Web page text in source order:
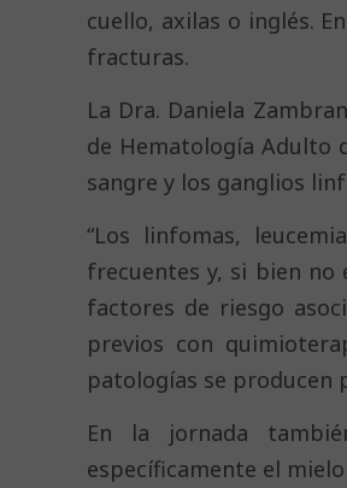
cuello, axilas o inglés.
fracturas.
La Dra. Daniela
de Hematología Adulto
sangre y los ganglios
“Los linfomas,
frecuentes y, si bien no
factores de riesgo
previos con
patologías se producen
En la jornada
específicamente el